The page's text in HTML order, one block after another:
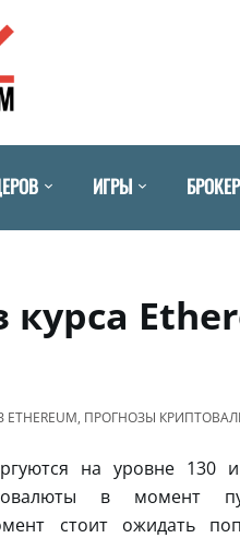
ИГРЫ
курса
, ПРОГНОЗЫ
на уровне 130
в момент
стоит ожидать